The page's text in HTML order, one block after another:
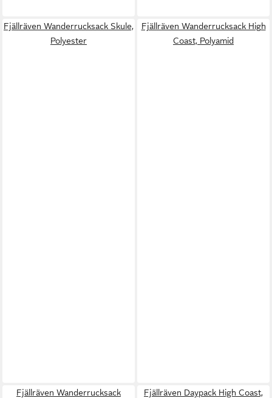
Fjällräven Wanderrucksack Skule,
Polyester
Fjällräven Wanderrucksack High
Coast, Polyamid
Fjällräven Wanderrucksack
Fjällräven Daypack High Coast,